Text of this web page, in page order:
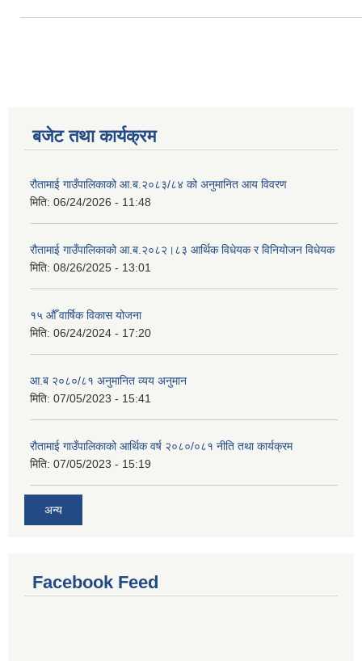
बजेट तथा कार्यक्रम
रौतामाई गाउँपालिकाको आ.ब.२०८३/८४ को अनुमानित आय विवरण
मिति: 06/24/2026 - 11:48
रौतामाई गाउँपालिकाको आ.ब.२०८२।८३ आर्थिक विधेयक र विनियोजन विधेयक
मिति: 08/26/2025 - 13:01
१५ औँ वार्षिक विकास योजना
मिति: 06/24/2024 - 17:20
आ.ब २०८०/८१ अनुमानित व्यय अनुमान
मिति: 07/05/2023 - 15:41
रौतामाई गाउँपालिकाको आर्थिक वर्ष २०८०/०८१ नीति तथा कार्यक्रम
मिति: 07/05/2023 - 15:19
अन्य
Facebook Feed